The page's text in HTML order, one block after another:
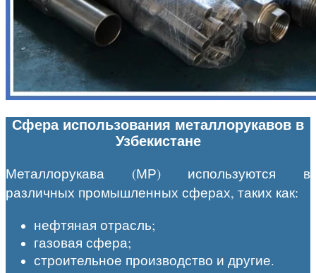
Сфера использования металлорукавов в
Узбекистане
Металлорукава (МР) используются в
различных промышленных сферах, таких как:
нефтяная отрасль;
газовая сфера;
строительное производство и другие.